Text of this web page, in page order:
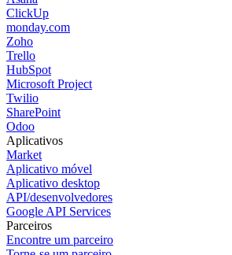
ClickUp
monday.com
Zoho
Trello
HubSpot
Microsoft Project
Twilio
SharePoint
Odoo
Aplicativos
Market
Aplicativo móvel
Aplicativo desktop
API/desenvolvedores
Google API Services
Parceiros
Encontre um parceiro